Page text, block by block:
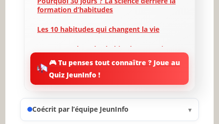
formation d’habitudes
Les 10 habitudes qui changent la vie
Mettre en place des habitudes en 30 jours
Les obstacles à la formation d’habitudes
et comment les surmonter
Les bienfaits du développement personnel
Suivre vos progrès : outils et techniques
🎮 Tu penses tout connaître ? Joue au
Quiz JeunInfo !
Coécrit par l’équipe JeunInfo ▾